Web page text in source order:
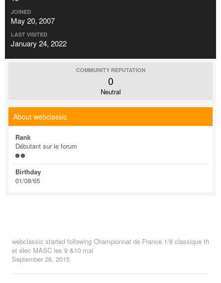
JOINED
May 20, 2007
LAST VISITED
January 24, 2022
COMMUNITY REPUTATION
0
Neutral
About webclassic
Rank
Débutant sur le forum
Birthday
01/08/65
webclassic started following Championnat de France 1/8 classique th
et élec MASC les 9 &10 mai
September 26, 2015